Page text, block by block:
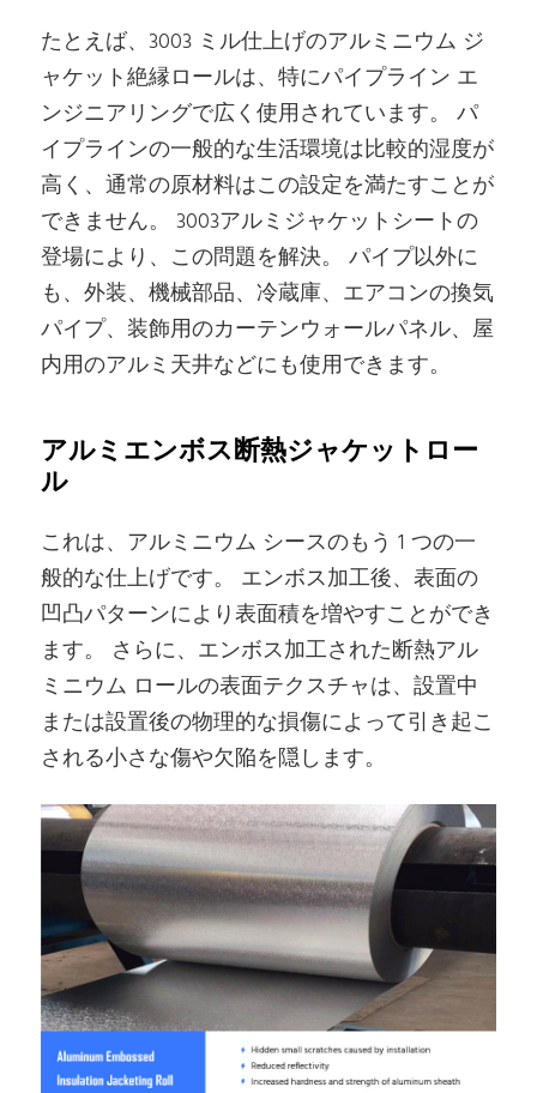
たとえば、3003 ミル仕上げのアルミニウム ジ
ャケット絶縁ロールは、特にパイプライン エ
ンジニアリングで広く使用されています。 パ
イプラインの一般的な生活環境は比較的湿度が
高く、通常の原材料はこの設定を満たすことが
できません。 3003アルミジャケットシートの
登場により、この問題を解決。 パイプ以外に
も、外装、機械部品、冷蔵庫、エアコンの換気
パイプ、装飾用のカーテンウォールパネル、屋
内用のアルミ天井などにも使用できます。
アルミエンボス断熱ジャケットロー
ル
これは、アルミニウム シースのもう 1 つの一
般的な仕上げです。 エンボス加工後、表面の
凹凸パターンにより表面積を増やすことができ
ます。 さらに、エンボス加工された断熱アル
ミニウム ロールの表面テクスチャは、設置中
または設置後の物理的な損傷によって引き起こ
される小さな傷や欠陥を隠します。